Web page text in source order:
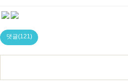
댓글(121)